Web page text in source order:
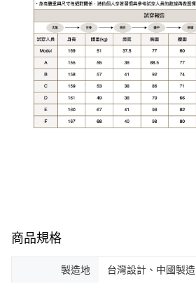
商品規格
製造地 台灣設計、中國製造